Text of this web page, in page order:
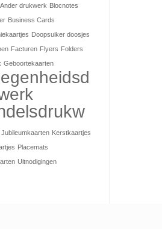
Ander drukwerk Blocnotes
Business Cards
Doopsuiker doosjes
Facturen Flyers Folders
Geboortekaarten
Jubileumkaarten Kerstkaartjes
Placemats
Uitnodigingen